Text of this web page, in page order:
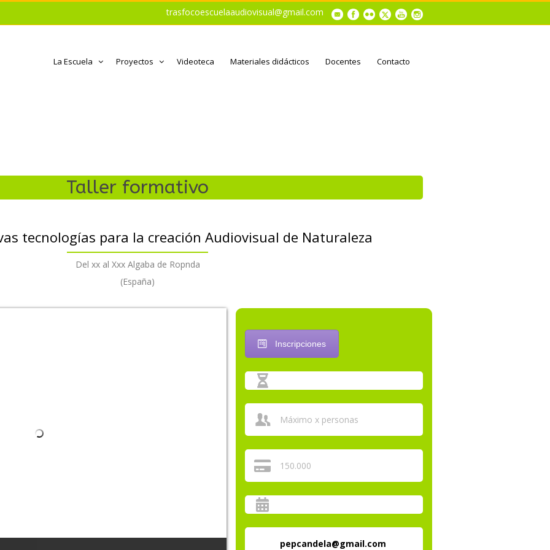
trasfocoescuelaaudiovisual@gmail.com
La Escuela Proyectos Videoteca Materiales didácticos Docentes Contacto
Taller formativo
tecnologías para la creación Audiovisual de Naturaleza
Del xx al Xxx Algaba de Ropnda
(España)
Inscripciones
Máximo x personas
150.000
pepcandela@gmail.com